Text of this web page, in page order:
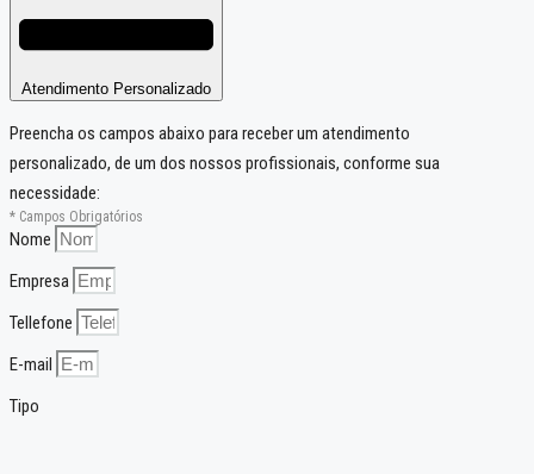
Atendimento Personalizado
Preencha os campos abaixo para receber um atendimento
personalizado, de um dos nossos profissionais, conforme sua
necessidade:
* Campos Obrigatórios
Nome
Empresa
Tellefone
E-mail
Tipo